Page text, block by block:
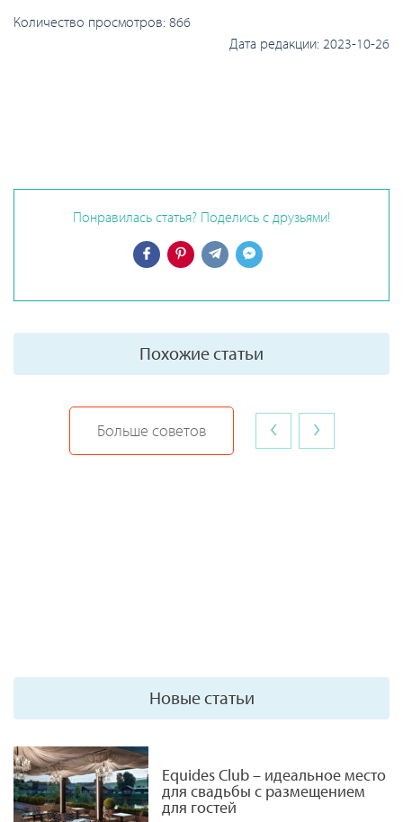
Количество просмотров: 866
Дата редакции: 2023-10-26
Понравилась статья? Поделись с друзьями!
Похожие статьи
Больше советов ‹ ›
Новые статьи
Equides Club – идеальное место
для свадьбы с размещением
для гостей